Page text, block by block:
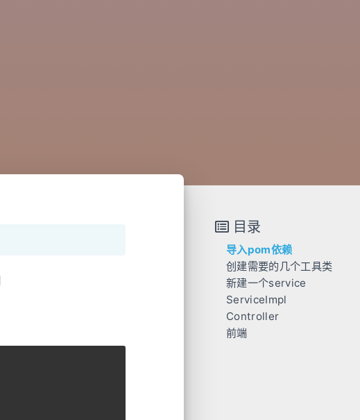
目录
导入pom依赖
创建需要的几个工具类
新建一个service
ServiceImpl
Controller
前端